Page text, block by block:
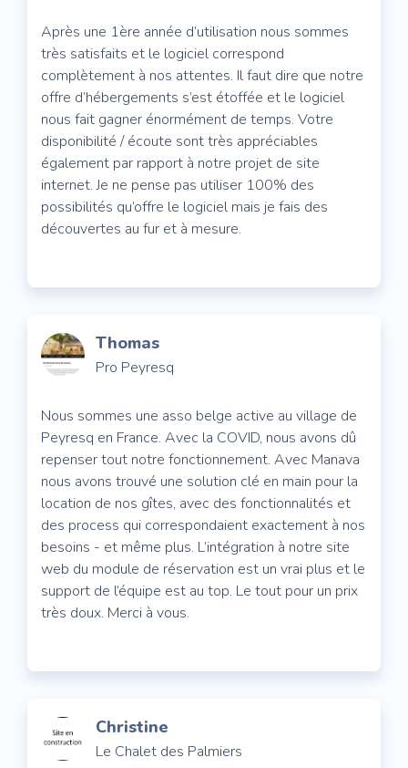
Après une 1ère année d’utilisation nous sommes
très satisfaits et le logiciel correspond
complètement à nos attentes. Il faut dire que notre
offre d’hébergements s’est étoffée et le logiciel
nous fait gagner énormément de temps. Votre
disponibilité / écoute sont très appréciables
également par rapport à notre projet de site
internet. Je ne pense pas utiliser 100% des
possibilités qu’offre le logiciel mais je fais des
découvertes au fur et à mesure.
Thomas
Pro Peyresq
Nous sommes une asso belge active au village de
Peyresq en France. Avec la COVID, nous avons dû
repenser tout notre fonctionnement. Avec Manava
nous avons trouvé une solution clé en main pour la
location de nos gîtes, avec des fonctionnalités et
des process qui correspondaient exactement à nos
besoins - et même plus. L’intégration à notre site
web du module de réservation est un vrai plus et le
support de l’équipe est au top. Le tout pour un prix
très doux. Merci à vous.
Christine
Le Chalet des Palmiers